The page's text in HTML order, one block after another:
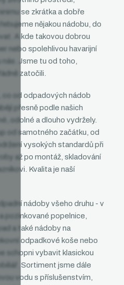
se zkrátka a dobře
nějakou nádobu, do
A kde takovou dobrou
nebo spolehlivou havarijní
nás. Jsme tu od toho,
zatočili.
co od odpadových nádob
přesně podle našich
odolné a dlouho vydržely.
od samotného začátku, od
vysokých standardů při
až po montáž, skladování
Kvalita je naší
nádoby všeho druhu - v
pozinkované popelnice,
a také nádoby na
odpadkové koše nebo
schopni vybavit klasickou
Sortiment jsme dále
vodu s příslušenstvím,